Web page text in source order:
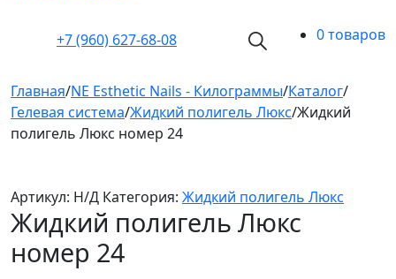
+7 (960) 627-68-08 0 товаров
Главная/NE Esthetic Nails - Килограммы/Каталог/
Гелевая система/Жидкий полигель Люкс/Жидкий
полигель Люкс номер 24
Артикул: Н/Д Категория: Жидкий полигель Люкс
Жидкий полигель Люкс
номер 24